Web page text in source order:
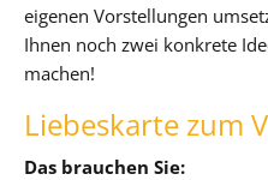
eigenen Vorstellungen
Ihnen noch zwei konkrete
machen!
Liebeskarte zum
Das brauchen Sie: